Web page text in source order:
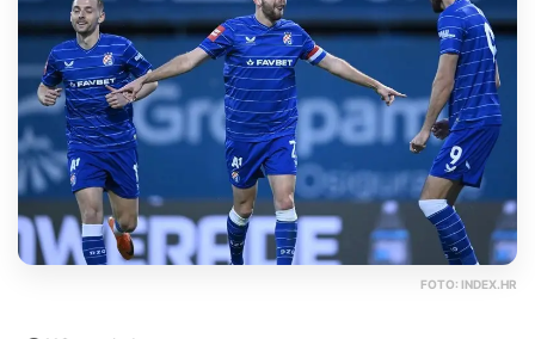
FOTO: INDEX.HR